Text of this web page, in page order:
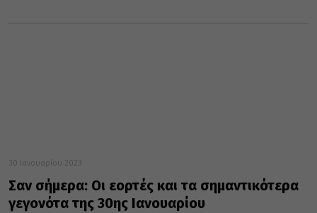
30 Ιανουαρίου 2023
Σαν σήμερα: Οι εορτές και τα σημαντικότερα
γεγονότα της 30ης Ιανουαρίου